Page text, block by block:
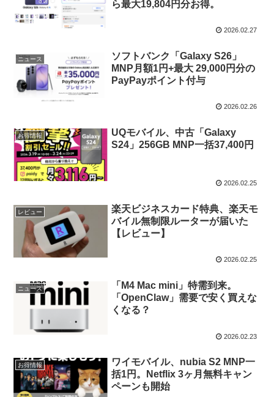
ら最大19,804円分お得。
2026.02.27
ニュース
ソフトバンク「Galaxy S26」
MNP月額1円+最大 29,000円分の
PayPayポイント付与
2026.02.26
お得情報
UQモバイル、中古「Galaxy
S24」256GB MNP一括37,400円
2026.02.25
レビュー
楽天ビジネスカード特典、楽天モ
バイル無制限ルーターが届いた
【レビュー】
2026.02.25
ニュース
「M4 Mac mini」特需到来。
「OpenClaw」需要で安く買えな
くなる？
2026.02.23
お得情報
ワイモバイル、nubia S2 MNP一
括1円。Netflix 3ヶ月無料キャン
ペーンも開始